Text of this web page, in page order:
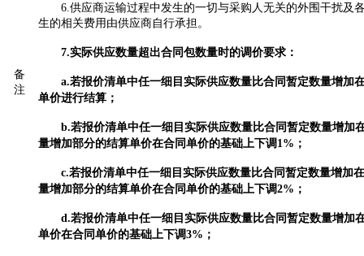
备
注
6.供应商运输过程中发生的一切与采购人无关的外围干扰及
生的相关费用由供应商自行承担。
7.实际供应数量超出合同包数量时的调价要求：
a.若报价清单中任一细目实际供应数量比合同暂定数量增加
单价进行结算；
b.若报价清单中任一细目实际供应数量比合同暂定数量增加
量增加部分的结算单价在合同单价的基础上下调1%；
c.若报价清单中任一细目实际供应数量比合同暂定数量增加
量增加部分的结算单价在合同单价的基础上下调2%；
d.若报价清单中任一细目实际供应数量比合同暂定数量增加
单价在合同单价的基础上下调3%；